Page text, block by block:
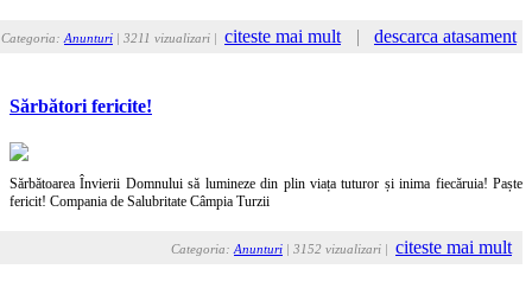
Categoria: Anunturi | 3211 vizualizari | citeste mai mult | descarca atasament
Sărbători fericite!
Sărbătoarea Învierii Domnului să lumineze din plin viața tuturor și inima fiecăruia! Paște
fericit! Compania de Salubritate Câmpia Turzii
Categoria:Anunturi | 3152 vizualizari | citeste mai mult